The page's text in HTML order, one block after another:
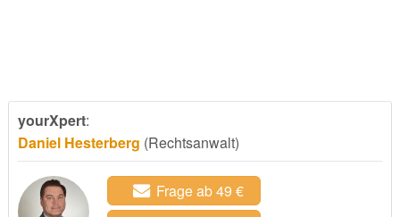
yourXpert:
Daniel Hesterberg (Rechtsanwalt)
Frage ab 49 €